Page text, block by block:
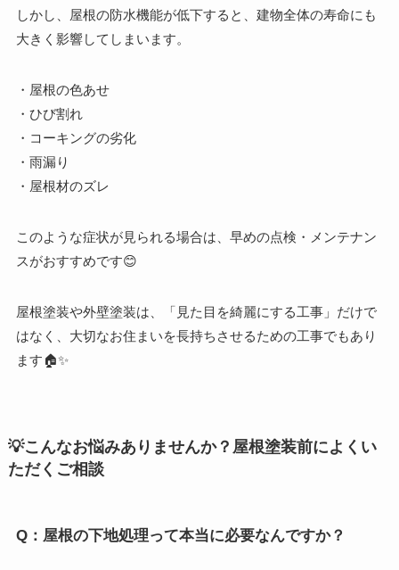
しかし、屋根の防水機能が低下すると、建物全体の寿命にも
大きく影響してしまいます。
・屋根の色あせ
・ひび割れ
・コーキングの劣化
・雨漏り
・屋根材のズレ
このような症状が見られる場合は、早めの点検・メンテナン
スがおすすめです😊
屋根塗装や外壁塗装は、「見た目を綺麗にする工事」だけで
はなく、大切なお住まいを長持ちさせるための工事でもあり
ます🏠✨
💡こんなお悩みありませんか？屋根塗装前によくい
ただくご相談
Q：屋根の下地処理って本当に必要なんですか？